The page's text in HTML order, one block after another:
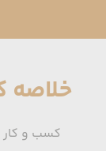
خلاصه
کسب و کار